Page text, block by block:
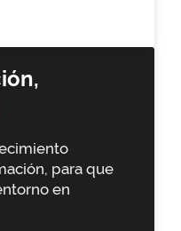
para que
en